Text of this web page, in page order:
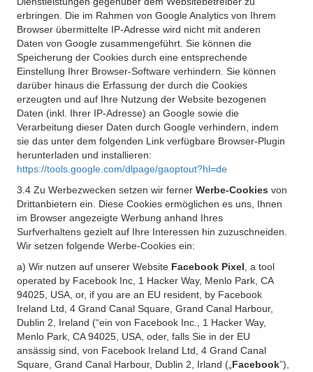
erbringen. Die im Rahmen von Google Analytics von Ihrem
Browser übermittelte IP-Adresse wird nicht mit anderen
Daten von Google zusammengeführt. Sie können die
Speicherung der Cookies durch eine entsprechende
Einstellung Ihrer Browser-Software verhindern. Sie können
darüber hinaus die Erfassung der durch die Cookies
erzeugten und auf Ihre Nutzung der Website bezogenen
Daten (inkl. Ihrer IP-Adresse) an Google sowie die
Verarbeitung dieser Daten durch Google verhindern, indem
sie das unter dem folgenden Link verfügbare Browser-Plugin
herunterladen und installieren:
https://tools.google.com/dlpage/gaoptout?hl=de
3.4 Zu Werbezwecken setzen wir ferner Werbe-Cookies von
Drittanbietern ein. Diese Cookies ermöglichen es uns, Ihnen
im Browser angezeigte Werbung anhand Ihres
Surfverhaltens gezielt auf Ihre Interessen hin zuzuschneiden.
Wir setzen folgende Werbe-Cookies ein:
a) Wir nutzen auf unserer Website Facebook Pixel , a tool
operated by Facebook Inc, 1 Hacker Way, Menlo Park, CA
94025, USA, or, if you are an EU resident, by Facebook
Ireland Ltd, 4 Grand Canal Square, Grand Canal Harbour,
Dublin 2, Ireland (“ein von Facebook Inc., 1 Hacker Way,
Menlo Park, CA 94025, USA, oder, falls Sie in der EU
ansässig sind, von Facebook Ireland Ltd, 4 Grand Canal
Square, Grand Canal Harbour, Dublin 2, Irland („ Facebook”),